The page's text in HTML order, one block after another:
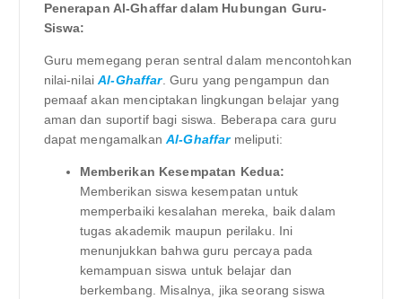
Penerapan Al-Ghaffar dalam Hubungan Guru-
Siswa:
Guru memegang peran sentral dalam mencontohkan
nilai-nilaiAl-Ghaffar. Guru yang pengampun dan
pemaaf akan menciptakan lingkungan belajar yang
aman dan suportif bagi siswa. Beberapa cara guru
dapat mengamalkanAl-Ghaffarmeliputi:
Memberikan Kesempatan Kedua:
Memberikan siswa kesempatan untuk
memperbaiki kesalahan mereka, baik dalam
tugas akademik maupun perilaku. Ini
menunjukkan bahwa guru percaya pada
kemampuan siswa untuk belajar dan
berkembang. Misalnya, jika seorang siswa